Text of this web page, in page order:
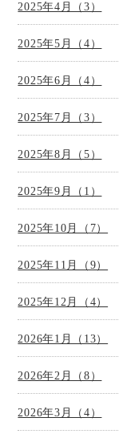
2025年4月（3）
2025年5月（4）
2025年6月（4）
2025年7月（3）
2025年8月（5）
2025年9月（1）
2025年10月（7）
2025年11月（9）
2025年12月（4）
2026年1月（13）
2026年2月（8）
2026年3月（4）